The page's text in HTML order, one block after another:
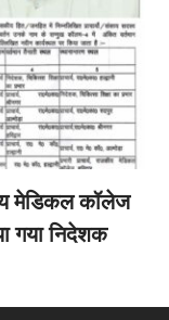
मेडिकल कॉलेज
गया निदेशक